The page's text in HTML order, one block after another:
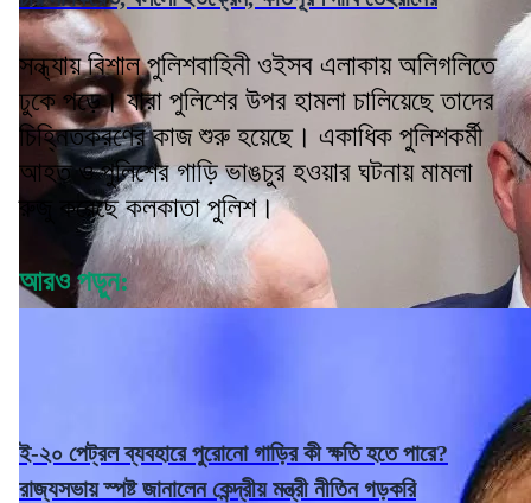
সন্ধ্যায় বিশাল পুলিশবাহিনী ওইসব এলাকায় অলিগলিতে
ঢুকে পড়ে। যারা পুলিশের উপর হামলা চালিয়েছে তাদের
চিহ্নিতকরণের কাজ শুরু হয়েছে। একাধিক পুলিশকর্মী
আহত ও পুলিশের গাড়ি ভাঙচুর হওয়ার ঘটনায় মামলা
রুজু করেছে কলকাতা পুলিশ।
আরও পড়ুন:
ই-২০ পেট্রল ব্যবহারে পুরোনো গাড়ির কী ক্ষতি হতে পারে?
রাজ্যসভায় স্পষ্ট জানালেন কেন্দ্রীয় মন্ত্রী নীতিন গড়করি